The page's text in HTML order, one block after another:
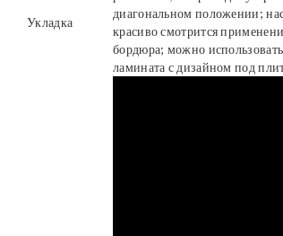
Укладка
диагональном положении;
красиво смотрится
бордюра; можно
ламината с дизайном под